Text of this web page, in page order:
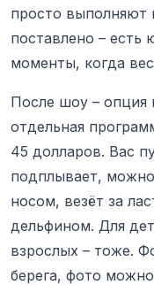
просто
поставлено – есть
моменты, когда
После шоу – опция
отдельная
45 долларов. Вас
подплывает, можно
носом, везёт за
дельфином. Для
взрослых – тоже.
берега, фото